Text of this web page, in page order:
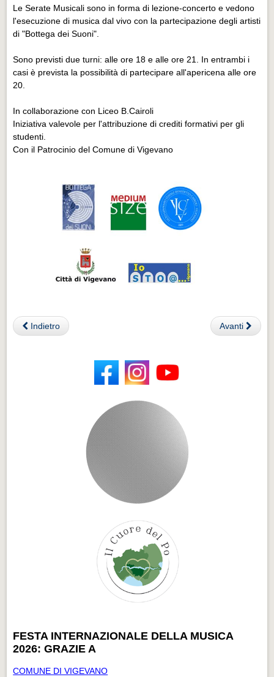
Le Serate Musicali sono in forma di lezione-concerto e vedono
l'esecuzione di musica dal vivo con la partecipazione degli artisti
di "Bottega dei Suoni".
Sono previsti due turni: alle ore 18 e alle ore 21. In entrambi i
casi è prevista la possibilità di partecipare all'apericena alle ore
20.
In collaborazione con Liceo B.Cairoli
Iniziativa valevole per l'attribuzione di crediti formativi per gli
studenti.
Con il Patrocinio del Comune di Vigevano
Indietro Avanti
FESTA INTERNAZIONALE DELLA MUSICA
2026: GRAZIE A
COMUNE DI VIGEVANO